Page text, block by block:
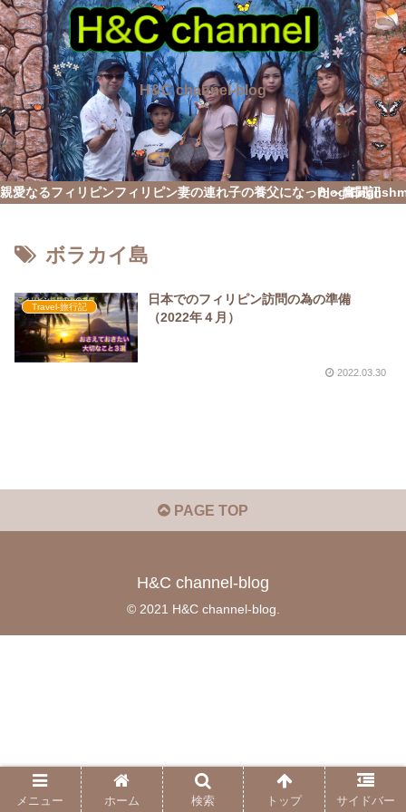
H&C channel-blog
親愛なるフィリピンフィリピン妻の連れ子の養父になった～奮闘記
Blog
ボラカイ島
Travel-旅行記
日本でのフィリピン訪問の為の準備
（2022年４月）
2022.03.30
PAGE TOP
H&C channel-blog
© 2021 H&C channel-blog.
メニュー ホーム 検索 トップ サイドバー